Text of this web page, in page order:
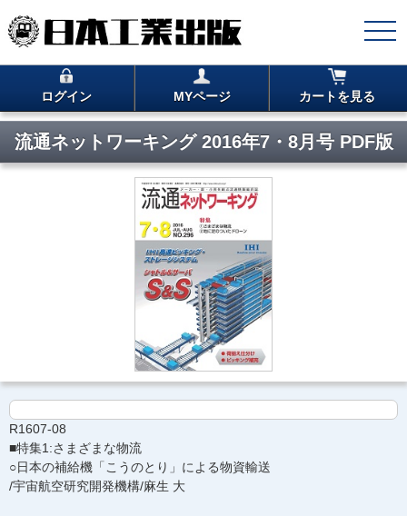
ログイン MYページ カートを見る
流通ネットワーキング 2016年7・8月号 PDF版
R1607-08
■特集1:さまざまな物流
○日本の補給機「こうのとり」による物資輸送
/宇宙航空研究開発機構/麻生 大